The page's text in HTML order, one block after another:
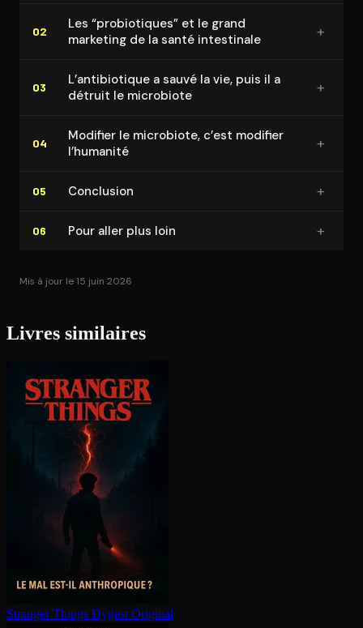
02
Les “pro­bio­tiques” et le grand
marketing de la santé intestinale
+
03
L’an­ti­bio­tique a sauvé la vie, puis il a
détruit le microbiote
+
04
Modifier le microbiote, c’est modifier
l’humanité
+
05 Conclusion +
06 Pour aller plus loin +
Mis à jour le 15 juin 2026
Livres similaires
Stranger Things Dygest Original